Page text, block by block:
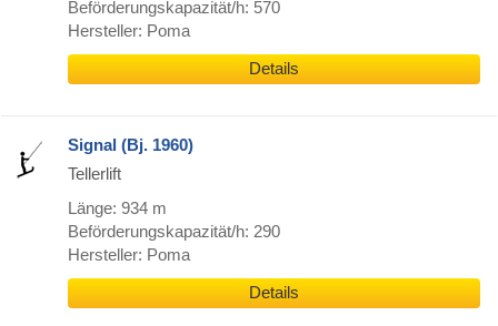
Beförderungskapazität/h: 570
Hersteller: Poma
Details
Signal (Bj. 1960)
Tellerlift
Länge: 934 m
Beförderungskapazität/h: 290
Hersteller: Poma
Details